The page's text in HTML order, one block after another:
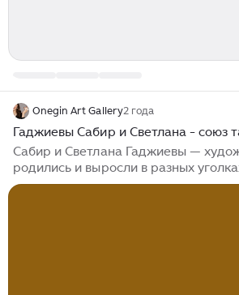
Onegin Art Gallery2 года
Гаджиевы Сабир и Светлана - союз
Сабир и Светлана Гаджиевы —
родились и выросли в разных
Советского Союза, но нашли друг